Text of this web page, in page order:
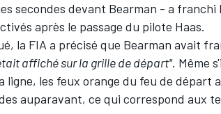
secondes devant Bearman - a franchi
après le passage du pilote Haas.
la FIA a précisé que Bearman avait
affiché sur la grille de départ". Même
ligne, les feux orange du feu de départ
auparavant, ce qui correspond aux